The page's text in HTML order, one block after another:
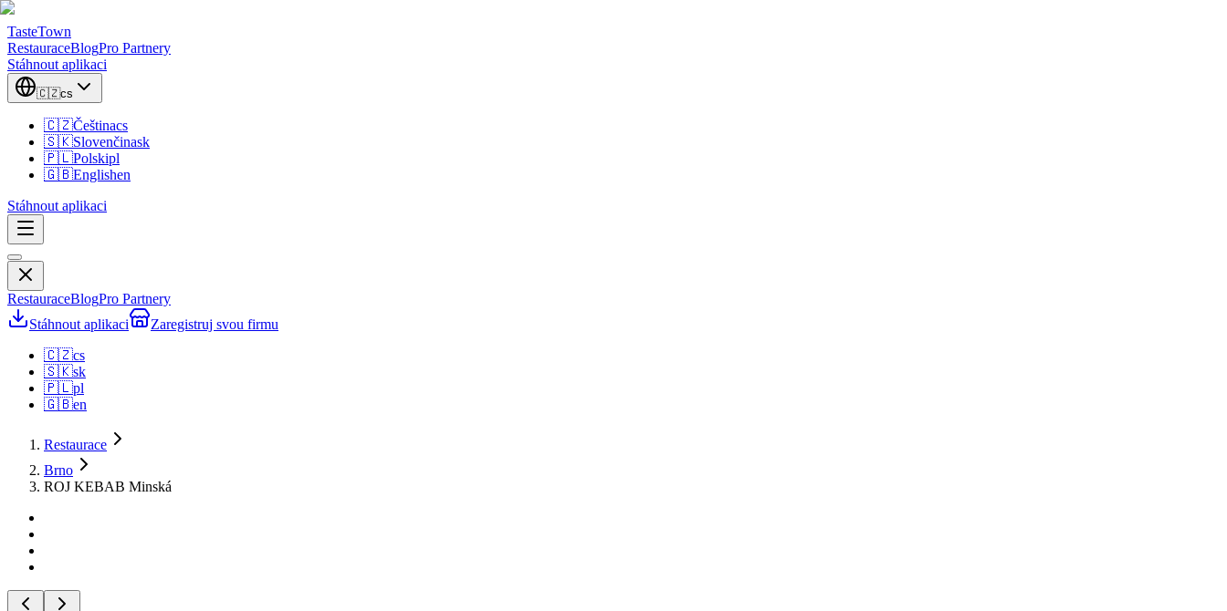
TasteTown
RestauraceBlogPro Partnery
Stáhnout aplikaci
🇨🇿cs
🇨🇿Češtinacs
🇸🇰Slovenčinask
🇵🇱Polskipl
🇬🇧Englishen
Stáhnout aplikaci
RestauraceBlogPro Partnery
Stáhnout aplikaci
Zaregistruj svou firmu
🇨🇿cs
🇸🇰sk
🇵🇱pl
🇬🇧en
Restaurace
Brno
ROJ KEBAB Minská